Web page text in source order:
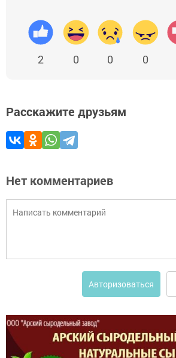
2 0 0 0
Расскажите друзьям
Нет комментариев
Авторизоваться